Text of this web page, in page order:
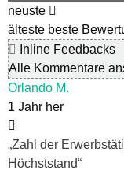
neuste
älteste beste
Inline Feedbacks
Alle Kommentare
Orlando M.
1 Jahr her
„Zahl der
Höchststand“